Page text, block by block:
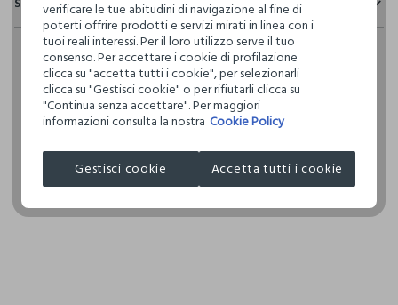
NON CANDEGGIARE
TEMPERATURA MASSIMA 40°C - PROCEDURA DELICATA
LAVAGGIO A SECCO PROFESSIONALE CON
SEGNO F - PROCEDURA DELICATA
ASCIUGATURA A TAMBURO AMMESSA TEMPERATURA
RIDOTTA
Il 100% dei nostri articoli viene sottoposto a test chimico-
fisici, per verificarne il rispetto dei limiti che abbiamo
definito per l’uso di sostanze chimiche, talvolta anche più
restrittivi rispetto a quelli previsti dalla normativa
internazionale.
Clicca qui per vedere i dettagli
I nostri fornitori
ZHEJIANG ZHONGDA SUNJOY TRADIN
Hai fino a 30 giorni dalla consegna del tuo ordine online per
cambiare idea e restituire i prodotti che hai acquistato.
verificare le tue abitudini di navigazione al fine di
poterti offrire prodotti e servizi mirati in linea con i
tuoi reali interessi. Per il loro utilizzo serve il tuo
consenso. Per accettare i cookie di profilazione
clicca su "accetta tutti i cookie", per selezionarli
clicca su "Gestisci cookie" o per rifiutarli clicca su
"Continua senza accettare". Per maggiori
informazioni consulta la nostra Cookie Policy
Gestisci cookie Accetta tutti i cookie